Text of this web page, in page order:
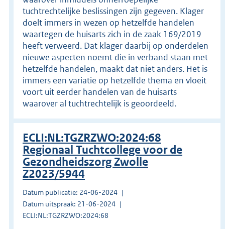
tuchtrechtelijke beslissingen zijn gegeven. Klager
doelt immers in wezen op hetzelfde handelen
waartegen de huisarts zich in de zaak 169/2019
heeft verweerd. Dat klager daarbij op onderdelen
nieuwe aspecten noemt die in verband staan met
hetzelfde handelen, maakt dat niet anders. Het is
immers een variatie op hetzelfde thema en vloeit
voort uit eerder handelen van de huisarts
waarover al tuchtrechtelijk is geoordeeld.
ECLI:NL:TGZRZWO:2024:68
Regionaal Tuchtcollege voor de
Gezondheidszorg Zwolle
Z2023/5944
Datum publicatie: 24-06-2024
Datum uitspraak: 21-06-2024
ECLI:NL:TGZRZWO:2024:68